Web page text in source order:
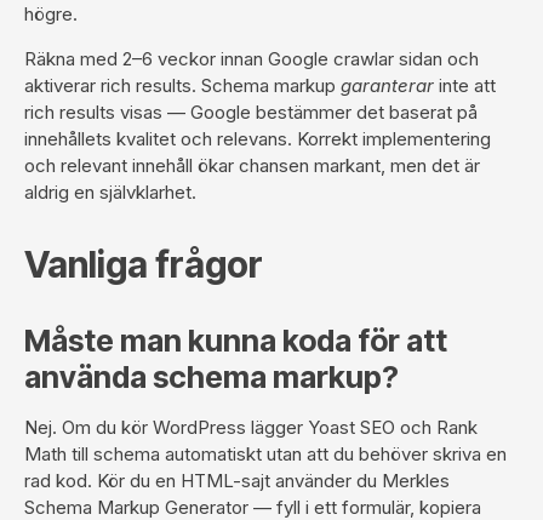
högre.
Räkna med 2–6 veckor innan Google crawlar sidan och
aktiverar rich results. Schema markup garanterar inte att
rich results visas — Google bestämmer det baserat på
innehållets kvalitet och relevans. Korrekt implementering
och relevant innehåll ökar chansen markant, men det är
aldrig en självklarhet.
Vanliga frågor
Måste man kunna koda för att
använda schema markup?
Nej. Om du kör WordPress lägger Yoast SEO och Rank
Math till schema automatiskt utan att du behöver skriva en
rad kod. Kör du en HTML-sajt använder du Merkles
Schema Markup Generator — fyll i ett formulär, kopiera